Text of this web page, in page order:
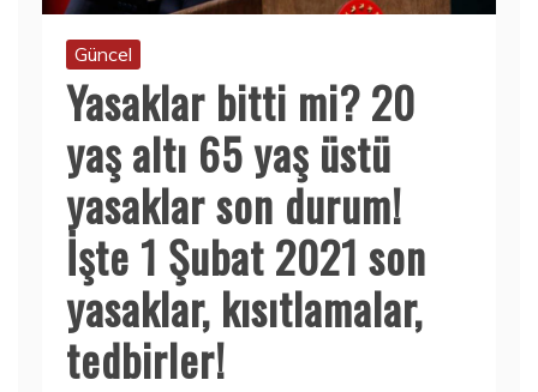
Güncel
Yasaklar bitti mi? 20
yaş altı 65 yaş üstü
yasaklar son durum!
İşte 1 Şubat 2021 son
yasaklar, kısıtlamalar,
tedbirler!